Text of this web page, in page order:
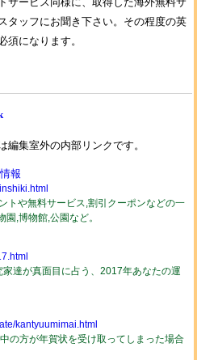
タッフにお聞き下さい。その程度の英
須になります。
集室外の内部リンクです。
報
トや無料サービス,割引クーポンなどの一
,博物館,公園など。
達が真面目に占う、2017年あなたの運
kantyuumimai.html
の方が年賀状を受け取ってしまった場合